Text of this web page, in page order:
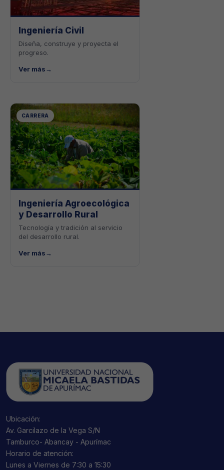
Ingeniería Civil
Diseña, construye y proyecta el
progreso.
Ver más→
CARRERA
Ingeniería Agroecológica
y Desarrollo Rural
Tecnología y tradición al servicio
del desarrollo rural.
Ver más→
Ubicación:
Av. Garcilazo de la Vega S/N
Tamburco- Abancay - Apurímac
Horario de atención:
Lunes a Viernes de 7:30 a 15:30